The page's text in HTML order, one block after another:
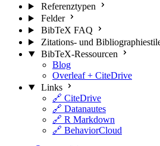
Referenztypen
Felder
BibTeX FAQ
Zitations- und
BibTeX-Ressourcen
Blog
Overleaf + CiteDrive
Links
🔗 CiteDrive
🔗 Datanautes
🔗 R Markdown
🔗 BehaviorCloud